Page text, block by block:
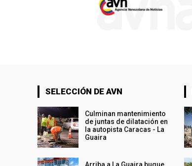
SELECCIÓN DE AVN
Culminan mantenimiento
de juntas de dilatación en
la autopista Caracas - La
Guaira